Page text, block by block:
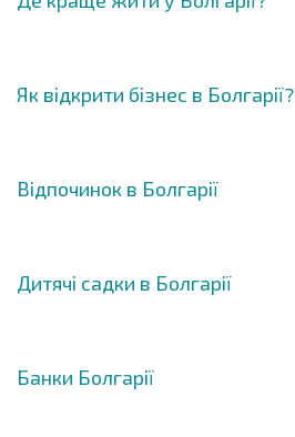
Як відкрити бізнес в Болгарії?
Відпочинок в Болгарії
Дитячі садки в Болгарії
Банки Болгарії